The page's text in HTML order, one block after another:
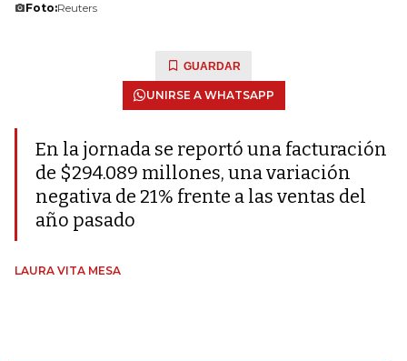
Foto:Reuters
GUARDAR
UNIRSE A WHATSAPP
En la jornada se reportó una facturación
de $294.089 millones, una variación
negativa de 21% frente a las ventas del
año pasado
LAURA VITA MESA